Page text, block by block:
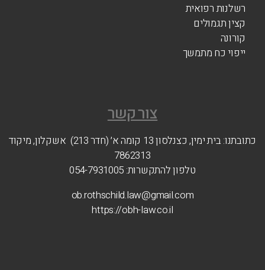
רשלנות רפואית
קצין תגמולים
קורונה
ייפוי כח מתמשך
צור קשר
כתובתנו: בית ימין, כצנלסון 13 קומה א׳ (חדר 213) אשקלון, מיקוד
7862313
טלפון להתקשרות: 054-7931005
ob.rothschild.law@gmail.com
https://obh-law.co.il